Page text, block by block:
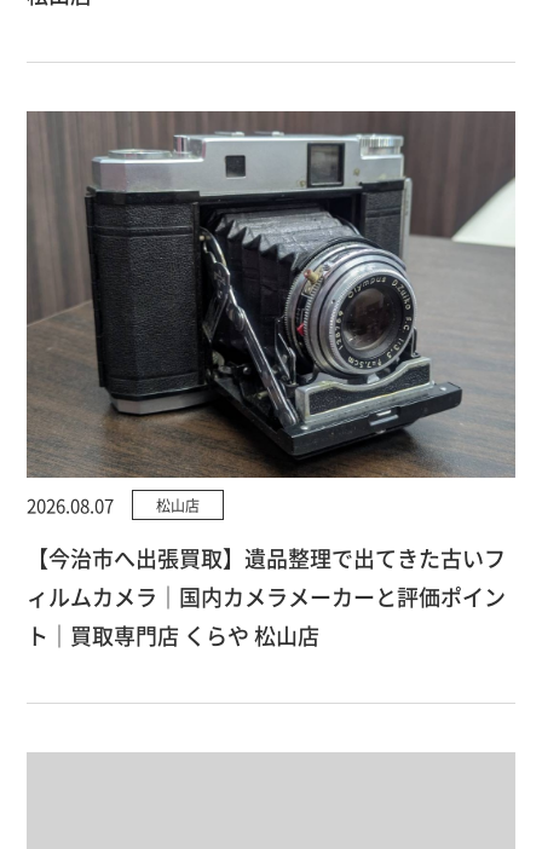
2026.08.07 松山店
【今治市へ出張買取】遺品整理で出てきた古いフ
ィルムカメラ｜国内カメラメーカーと評価ポイン
ト｜買取専門店 くらや 松山店